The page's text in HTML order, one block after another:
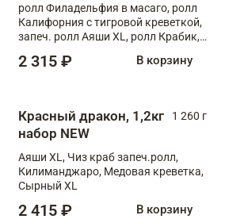
ролл Филадельфия в масаго, ролл
Калифорния с тигровой креветкой,
запеч. ролл Аяши XL, ролл Крабик,
2 315 ₽ В корзину
Красный дракон, 1,2кг
набор NEW
1 260 г
Аяши XL, Чиз краб запеч.ролл,
Килиманджаро, Медовая креветка,
Сырный XL
2 415 ₽ В корзину